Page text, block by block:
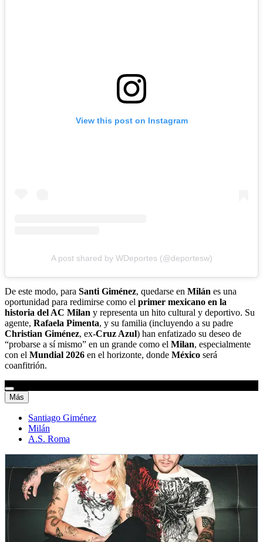
View this post on Instagram
A post shared by WDeportes (@deportesw)
De este modo, para Santi Giménez, quedarse en Milán es una
oportunidad para redimirse como el primer mexicano en la
historia del AC Milan y representa un hito cultural y deportivo. Su
agente, Rafaela Pimenta, y su familia (incluyendo a su padre
Christian Giménez, ex-Cruz Azul) han enfatizado su deseo de
“probarse a sí mismo” en un grande como el Milan, especialmente
con el Mundial 2026 en el horizonte, donde México será
coanfitrión.
Más
Santiago Giménez
Milán
A.S. Roma